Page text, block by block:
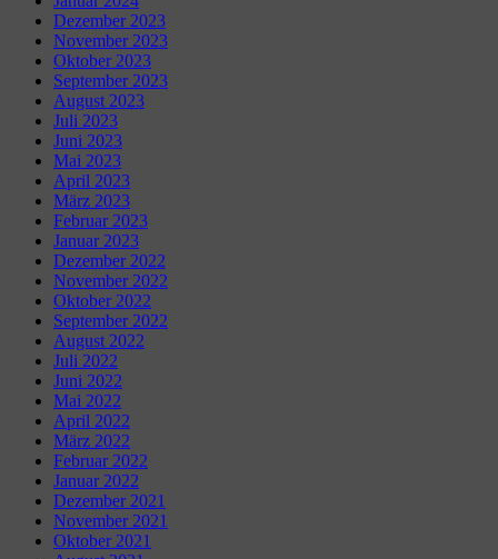
Dezember 2023
November 2023
Oktober 2023
September 2023
August 2023
Juli 2023
Juni 2023
Mai 2023
April 2023
März 2023
Februar 2023
Januar 2023
Dezember 2022
November 2022
Oktober 2022
September 2022
August 2022
Juli 2022
Juni 2022
Mai 2022
April 2022
März 2022
Februar 2022
Januar 2022
Dezember 2021
November 2021
Oktober 2021